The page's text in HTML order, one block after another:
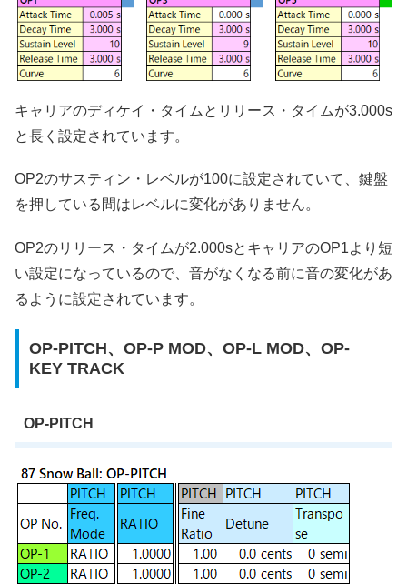
キャリアのディケイ・タイムとリリース・タイムが3.000s
と長く設定されています。
OP2のサスティン・レベルが100に設定されていて、鍵盤
を押している間はレベルに変化がありません。
OP2のリリース・タイムが2.000sとキャリアのOP1より短
い設定になっているので、音がなくなる前に音の変化があ
るように設定されています。
OP-PITCH、OP-P MOD、OP-L MOD、OP-
KEY TRACK
OP-PITCH